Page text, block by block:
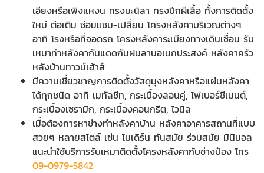
เอียงหรือเพิงแหงน ทรงมะนิลา ทรงปีกผีเสื้อ ทั้งการติดตั้ง
ใหม่ ต่อเติม ซ่อมแซม-เปลี่ยน โครงหลังคาบริเวณต่างๆ
อาทิ โรงหรือที่จอดรถ โครงหลังคาระเบียงทางเดินเชื่อม รับ
เหมาทำหลังคากันแดดกันฝนลานอเนกประสงค์ หลังคาครัว
หลังบ้านทาวน์เฮ้าส์
มีความเชี่ยวชาญการติดตั้งวัสดุมุงหลังคาหรือแผ่นหลังคา
ได้ทุกชนิด อาทิ เมทัลชีท, กระเบื้องลอนคู่, ไฟเบอร์ซีเมนต์,
กระเบื้องเซรามิก, กระเบื้องคอนกรีต, ไวนิล
เมื่อต้องการหาช่างทำหลังคาบ้าน หลังคาอาคารสถานที่แบบ
สวยๆ หลายสไตล์ เช่น โมเดิร์น ทันสมัย ร่วมสมัย มินิมอล
แนะนำใช้บริการรับเหมาติดตั้งโครงหลังคากับช่างป๋อง โทร
09-0979-5842